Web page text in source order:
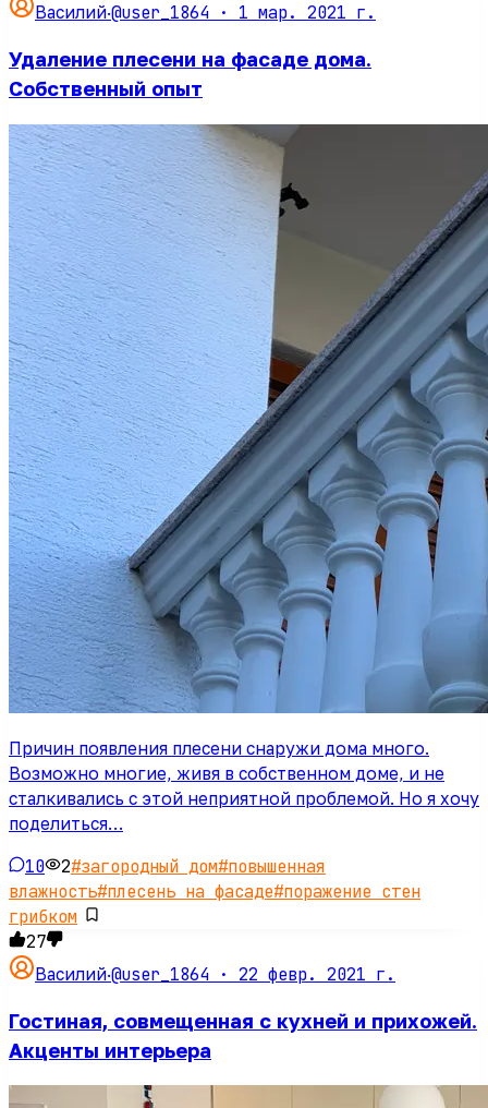
Василий·@user_1864 · 1 мар. 2021 г.
Удаление плесени на фасаде дома.
Собственный опыт
Причин появления плесени снаружи дома много.
Возможно многие, живя в собственном доме, и не
сталкивались с этой неприятной проблемой. Но я хочу
поделиться…
10 2#загородный дом#повышенная
влажность#плесень на фасаде#поражение стен
грибком
27
Василий·@user_1864 · 22 февр. 2021 г.
Гостиная, совмещенная с кухней и прихожей.
Акценты интерьера